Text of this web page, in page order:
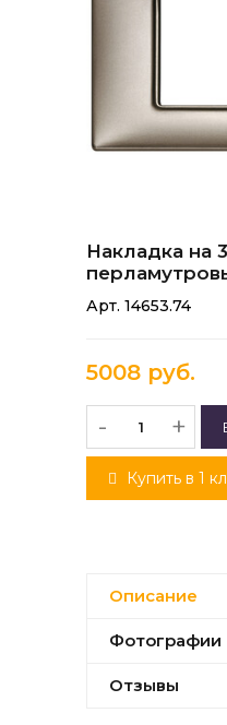
Накладка на
Арт. 14653.74
5008 руб.
- +
Купить в 1
Описание
Фотографии
Отзывы